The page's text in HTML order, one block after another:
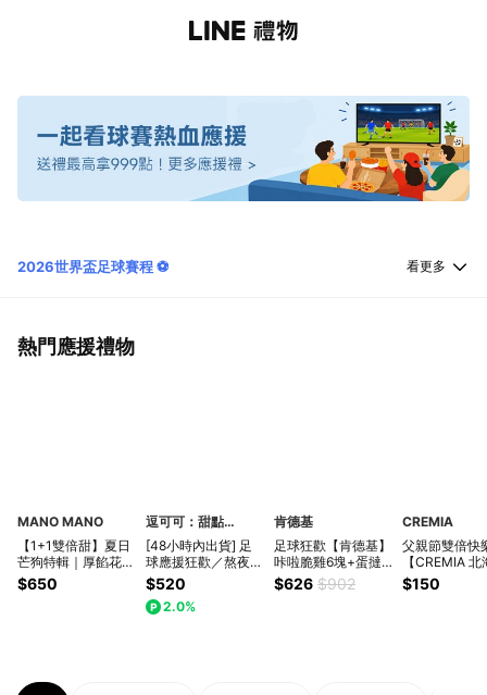
2026世界盃足球賽程 ⚽️ 看更多
熱門應援禮物
MANO MANO
【1+1雙倍甜】夏日
芒狗特輯｜厚餡花花
探險家＋經典馬卡龍
禮盒3入
$650
逗可可：甜點研究室
[48小時內出貨] 足
球應援狂歡／熬夜觀
賽必備／3份包裝輕
鬆嚐鮮／最可愛咖啡
／迷你露咖啡冰磚
$520
2.0%
肯德基
足球狂歡【肯德基】
咔啦脆雞6塊+蛋撻
禮盒+香酥脆薯 全家
餐 好禮即享券
$626 $902
CREMIA
父親節雙倍快
【CREMIA
淇淋之神】冰
(150元口味任
$150